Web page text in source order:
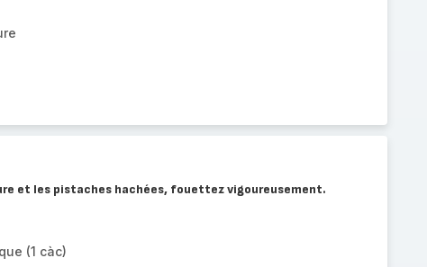
et les pistaches hachées, fouettez vigoureusement.
(1 càc)